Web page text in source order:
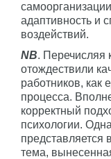
адаптивность и
воздействий.
NB. Перечисляя
отождествили
работников, как
процесса.
корректный
психологии.
тема,